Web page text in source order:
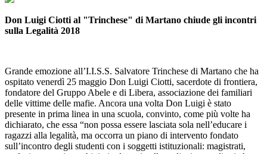
Don Luigi Ciotti al "Trinchese" di Martano chiude gli incontri
sulla Legalità 2018
Grande emozione all’I.I.S.S. Salvatore Trinchese di Martano che ha
ospitato venerdì 25 maggio Don Luigi Ciotti, sacerdote di frontiera,
fondatore del Gruppo Abele e di Libera, associazione dei familiari
delle vittime delle mafie. Ancora una volta Don Luigi è stato
presente in prima linea in una scuola, convinto, come più volte ha
dichiarato, che essa “non possa essere lasciata sola nell’educare i
ragazzi alla legalità, ma occorra un piano di intervento fondato
sull’incontro degli studenti con i soggetti istituzionali: magistrati,